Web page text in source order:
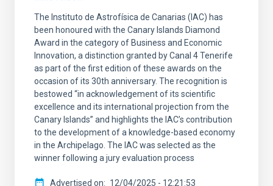
The Instituto de Astrofísica de Canarias (IAC) has
been honoured with the Canary Islands Diamond
Award in the category of Business and Economic
Innovation, a distinction granted by Canal 4 Tenerife
as part of the first edition of these awards on the
occasion of its 30th anniversary. The recognition is
bestowed “in acknowledgement of its scientific
excellence and its international projection from the
Canary Islands” and highlights the IAC’s contribution
to the development of a knowledge-based economy
in the Archipelago. The IAC was selected as the
winner following a jury evaluation process
Advertised on 12/04/2025 - 12:21:53